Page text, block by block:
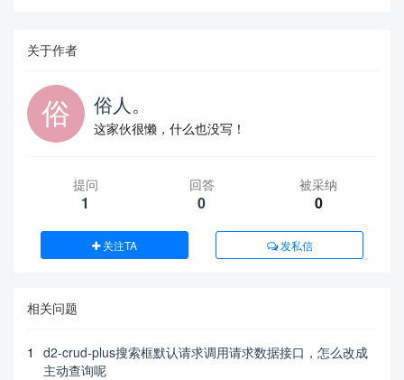
关于作者
俗人。
这家伙很懒，什么也没写！
提问
1
回答
0
被采纳
0
关注TA 发私信
相关问题
1
d2-crud-plus搜索框默认请求调用请求数据接口，怎么改成
主动查询呢